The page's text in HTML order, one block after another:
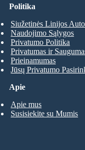
Apie
Apie mus
Susisiekite su Mumis
Politika
Siužetinės Linijos
Naudojimo Sąlygos
Privatumo Politika
Privatumas ir
Prieinamumas
Jūsų Privatumo